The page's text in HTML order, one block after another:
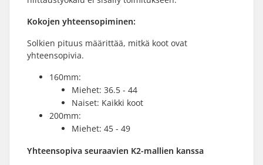
Kokojen yhteensopiminen:
Solkien pituus määrittää, mitkä koot ovat
yhteensopivia.
160mm:
Miehet: 36.5 - 44
Naiset: Kaikki koot
200mm:
Miehet: 45 - 49
Yhteensopiva seuraavien K2-mallien kanssa